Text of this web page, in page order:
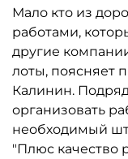
Мало кто из
работами,
другие
лоты, поясняет
Калинин.
организовать
необходимый
"Плюс качество